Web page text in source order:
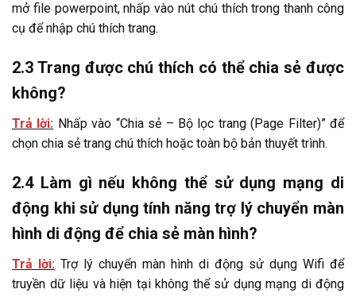
mở file powerpoint, nhấp vào nút chú thích trong thanh công
cụ để nhập chú thích trang.
2.3 Trang được chú thích có thể chia sẻ được
không?
Trả lời: Nhấp vào “Chia sẻ – Bộ lọc trang (Page Filter)” để
chọn chia sẻ trang chú thích hoặc toàn bộ bản thuyết trình.
2.4 Làm gì nếu không thể sử dụng mạng di
động khi sử dụng tính năng trợ lý chuyển màn
hình di động để chia sẻ màn hình?
Trả lời: Trợ lý chuyển màn hình di động sử dụng Wifi để
truyền dữ liệu và hiện tại không thể sử dụng mạng di động